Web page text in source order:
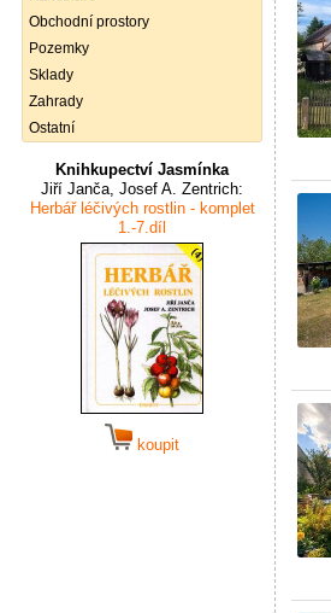
Obchodní prostory
Pozemky
Sklady
Zahrady
Ostatní
Knihkupectví Jasmínka
Jiří Janča, Josef A. Zentrich:
Herbář léčivých rostlin - komplet
1.-7.díl
koupit